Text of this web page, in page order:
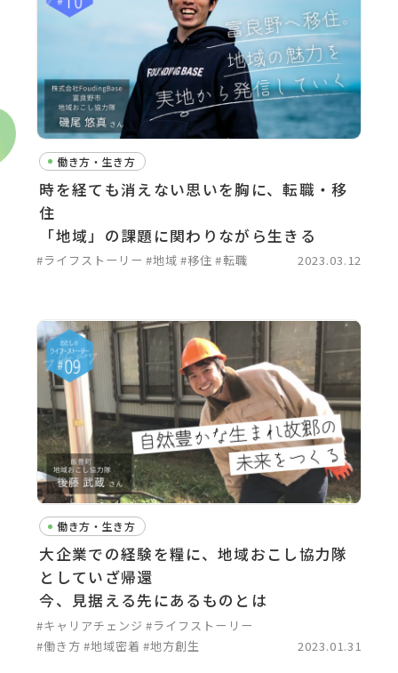
働き方・生き方
時を経ても消えない思いを胸に、転職・移
住
「地域」の課題に関わりながら生きる
#ライフストーリー #地域 #移住 #転職 2023.03.12
働き方・生き方
大企業での経験を糧に、地域おこし協力隊
としていざ帰還
今、見据える先にあるものとは
#キャリアチェンジ #ライフストーリー
#働き方 #地域密着 #地方創生 2023.01.31